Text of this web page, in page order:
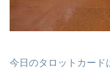
今日のタロットカード